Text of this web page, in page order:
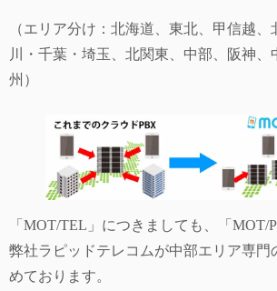
（エリア分け：北海道、東北、甲信越
川・千葉・埼玉、北関東、中部、阪神、
州）
「MOT/TEL」につきましても、「MOT/
弊社ラピッドテレコムが中部エリア専門
めております。